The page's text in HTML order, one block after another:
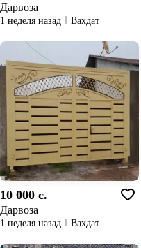
Дарвоза
1 неделя назад Вахдат
10 000 c.
Дарвоза
1 неделя назад Вахдат